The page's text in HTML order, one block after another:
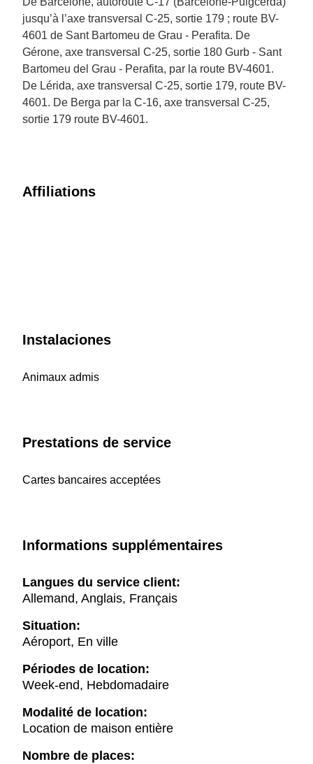
jusqu’à l’axe transversal C-25, sortie 179 ; route BV-
4601 de Sant Bartomeu de Grau - Perafita. De
Gérone, axe transversal C-25, sortie 180 Gurb - Sant
Bartomeu del Grau - Perafita, par la route BV-4601.
De Lérida, axe transversal C-25, sortie 179, route BV-
4601. De Berga par la C-16, axe transversal C-25,
sortie 179 route BV-4601.
Affiliations
Instalaciones
Animaux admis
Prestations de service
Cartes bancaires acceptées
Informations supplémentaires
Langues du service client:
Allemand, Anglais, Français
Situation:
Aéroport, En ville
Périodes de location:
Week-end, Hebdomadaire
Modalité de location:
Location de maison entière
Nombre de places: